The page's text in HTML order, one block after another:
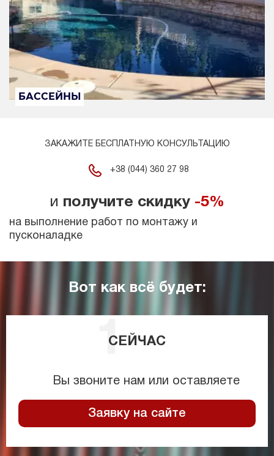
БАССЕЙНЫ
ЗАКАЖИТЕ БЕСПЛАТНУЮ КОНСУЛЬТАЦИЮ
+38 (044) 360 27 98
и получите скидку -5%
на выполнение работ по монтажу и
пусконаладке
Вот как всё будет:
СЕЙЧАС
Вы звоните нам или оставляете
Заявку на сайте